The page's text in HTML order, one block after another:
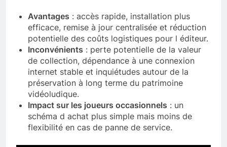
Avantages : accès rapide, installation plus
efficace, remise à jour centralisée et réduction
potentielle des coûts logistiques pour l éditeur.
Inconvénients : perte potentielle de la valeur
de collection, dépendance à une connexion
internet stable et inquiétudes autour de la
préservation à long terme du patrimoine
vidéoludique.
Impact sur les joueurs occasionnels : un
schéma d achat plus simple mais moins de
flexibilité en cas de panne de service.